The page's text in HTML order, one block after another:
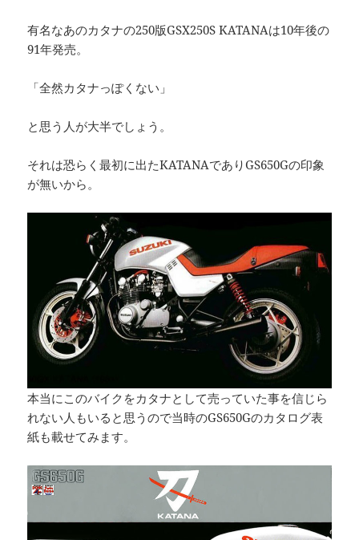
有名なあのカタナの250版GSX250S KATANAは10年後の
91年発売。
「全然カタナっぽくない」
と思う人が大半でしょう。
それは恐らく最初に出たKATANAでありGS650Gの印象
が無いから。
本当にこのバイクをカタナとして売っていた事を信じら
れない人もいると思うので当時のGS650Gのカタログ表
紙も載せてみます。